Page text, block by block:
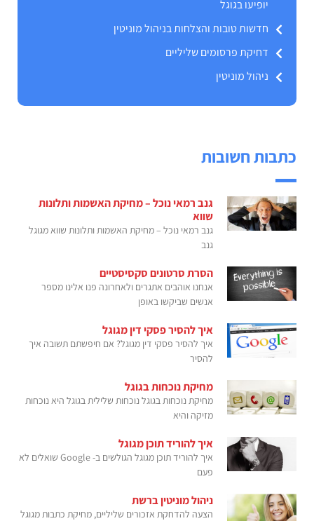
יופיעו בגוגל
חדשות טובות והצלחות בניהול מוניטין
דחיקת פרסומים שליליים
ניהול מוניטין
כתבות חשובות
גנב רמאי נוכל – מחיקת האשמות ותלונות
שווא
גנב רמאי נוכל – מחיקת האשמות ותלונות שווא מגוגל
גנב
הסרת סרטונים סקסיסטיים
אנחנו אוהבים אתגרים ולאחרונה פנו אלינו מספר
אנשים שביקשו באופן
איך להסיר פסקי דין מגוגל
איך להסיר פסקי דין מגוגל? אם חיפשתם תשובה איך
להסיר
מחיקת נוכחות בגוגל
מחיקת נוכחות בגוגל נוכחות שלילית בגוגל היא נוכחות
מזיקה והיא
איך להוריד תוכן מגוגל
איך להוריד תוכן מגוגל הגולשים ב- Google שואלים לא
פעם
ניהול מוניטין ברשת
הצעה להדחקת אזכורים שליליים, מחיקת כתבות מגוגל